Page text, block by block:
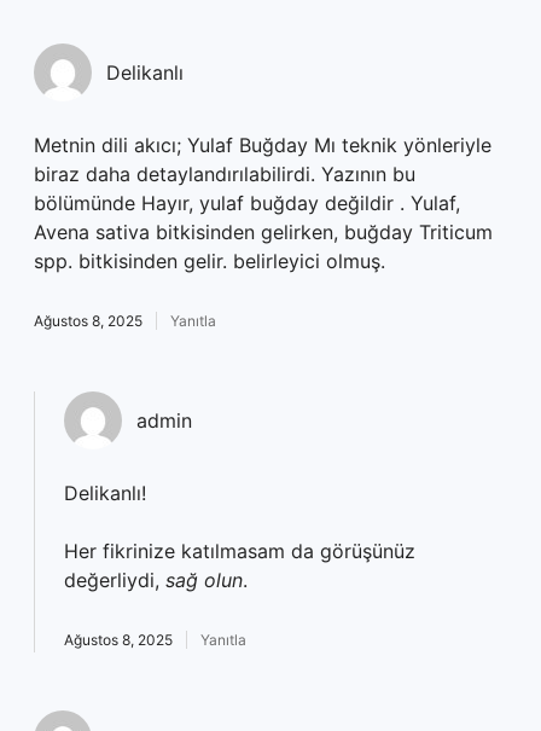
Delikanlı
Metnin dili akıcı; Yulaf Buğday Mı teknik yönleriyle
biraz daha detaylandırılabilirdi. Yazının bu
bölümünde Hayır, yulaf buğday değildir . Yulaf,
Avena sativa bitkisinden gelirken, buğday Triticum
spp. bitkisinden gelir. belirleyici olmuş.
Ağustos 8, 2025 Yanıtla
admin
Delikanlı!
Her fikrinize katılmasam da görüşünüz
değerliydi, sağ olun.
Ağustos 8, 2025 Yanıtla